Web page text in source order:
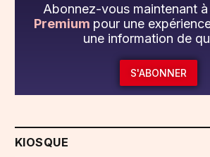
Abonnez-vous maintenant
Premium pour une
une information de
S'ABONNER
KIOSQUE